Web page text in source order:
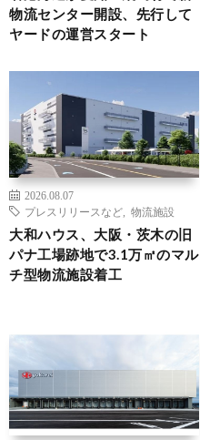
物流センター開設、先行して
ヤードの運営スタート
2026.08.07
プレスリリースなど
物流施設
大和ハウス、大阪・茨木の旧
パナ工場跡地で3.1万㎡のマル
チ型物流施設着工